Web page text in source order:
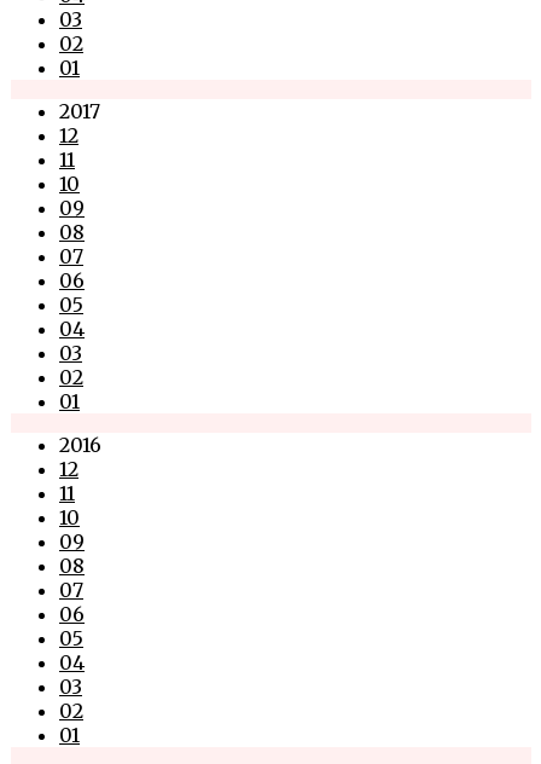
03
02
01
2017
12
11
10
09
08
07
06
05
04
03
02
01
2016
12
11
10
09
08
07
06
05
04
03
02
01